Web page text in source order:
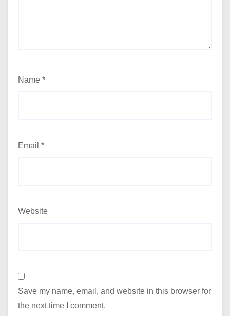
Name *
Email *
Website
Save my name, email, and website in this browser for
the next time I comment.